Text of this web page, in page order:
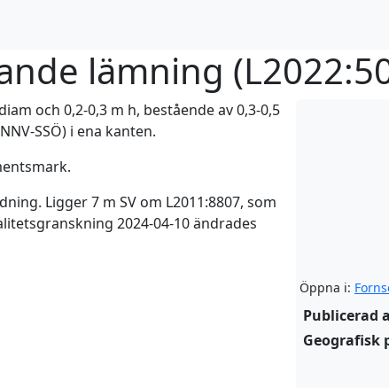
lämning (
Öppna i:
Publicerad
Geografisk
och 0,2-0,3 m h, bestående av 0,3-0,5
SSÖ) i ena kanten.
Ligger 7 m SV om L2011:8807, som
2024-04-10 ändrades